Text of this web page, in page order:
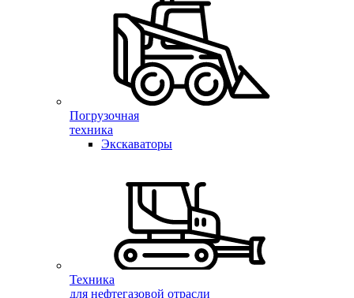
Погрузочная
техника
Экскаваторы
Техника
для нефтегазовой отрасли